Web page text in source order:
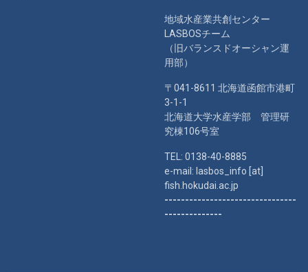
地域水産業共創センター
LASBOSチーム
（旧バランスドオーシャン運
用部）
〒041-8611 北海道函館市港町
3-1-1
北海道大学水産学部 管理研
究棟106号室
TEL: 0138-40-8885
e-mail: lasbos_info [at]
fish.hokudai.ac.jp
--------------------------------
--------------